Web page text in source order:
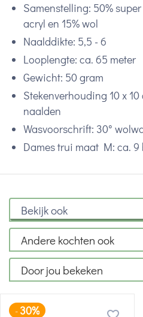
Samenstelling: 50%
acryl en 15% wol
Naalddikte: 5,5 - 6
Looplengte: ca. 65 meter
Gewicht: 50 gram
Stekenverhouding 10 x 10
naalden
Wasvoorschrift: 30°
Dames trui maat M: ca. 9
Bekijk ook
Andere kochten ook
Door jou bekeken
-30%